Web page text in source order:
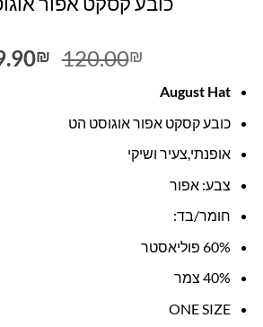
120.00₪
₪
August Hat
כובע קסקט אפור אוגוסט הט
אופנתי,צעיר ושיקי
צבע: אפור
חומר/בד:
60% פוליאסטר
40% צמר
ONE SIZE